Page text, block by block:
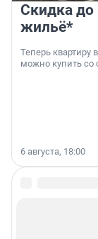
Скидка до
жильё*
Теперь квартиру
можно купить со
6 августа, 18:00